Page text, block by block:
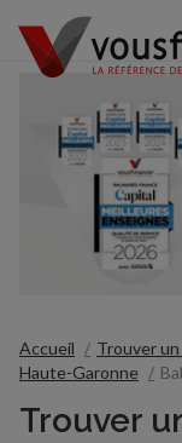
Accueil Trouver
Haute-Garonne
Trouver